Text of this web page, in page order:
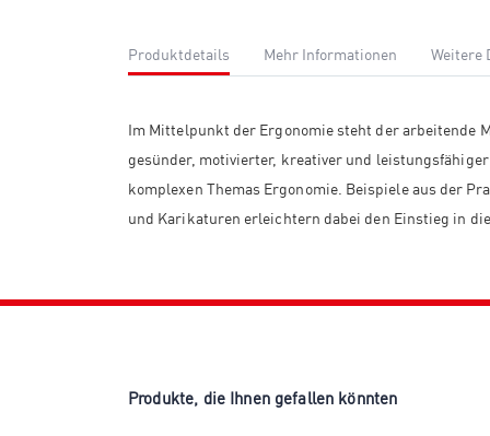
Produktdetails
Im Mittelpunkt der Ergonomie steht der arbeitende
gesünder, motivierter, kreativer und
komplexen Themas Ergonomie. Beispiele aus der
und Karikaturen erleichtern dabei den Einstieg in die
Mehr Informationen Weitere
Produkte, die Ihnen gefallen könnten